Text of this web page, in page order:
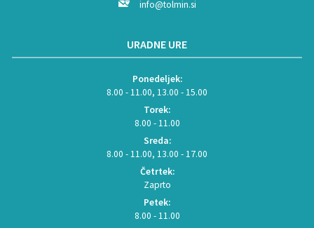
info@tolmin.si
URADNE URE
Ponedeljek:
8.00 - 11.00, 13.00 - 15.00
Torek:
8.00 - 11.00
Sreda:
8.00 - 11.00, 13.00 - 17.00
Četrtek:
Zaprto
Petek:
8.00 - 11.00